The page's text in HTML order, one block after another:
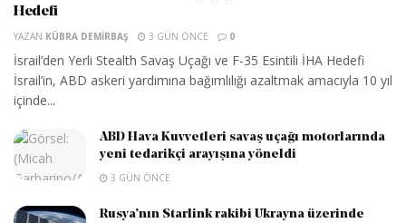
Hedefi
YAZAN KÜBRA DEMIRBAŞ 3 GÜN ÖNCE 0
İsrail’den Yerli Stealth Savaş Uçağı ve F-35 Esintili İHA Hedefi
İsrail’in, ABD askeri yardımına bağımlılığı azaltmak amacıyla 10 yıl
içinde...
ABD Hava Kuvvetleri savaş uçağı motorlarında
yeni tedarikçi arayışına yöneldi
3 GÜN ÖNCE
Rusya’nın Starlink rakibi Ukrayna üzerinde